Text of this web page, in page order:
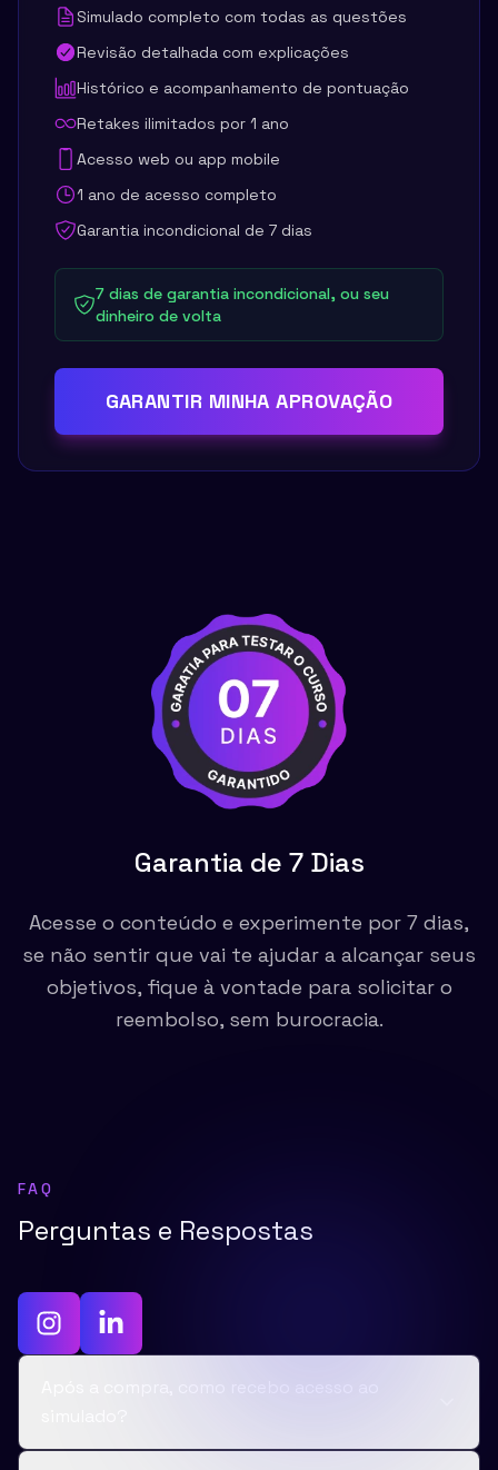
Simulado completo com todas as questões
Revisão detalhada com explicações
Histórico e acompanhamento de pontuação
Retakes ilimitados por 1 ano
Acesso web ou app mobile
1 ano de acesso completo
Garantia incondicional de 7 dias
7 dias de garantia incondicional, ou seu
dinheiro de volta
GARANTIR MINHA APROVAÇÃO
Garantia de 7 Dias
Acesse o conteúdo e experimente por 7 dias,
se não sentir que vai te ajudar a alcançar seus
objetivos, fique à vontade para solicitar o
reembolso, sem burocracia.
FAQ
Perguntas e Respostas